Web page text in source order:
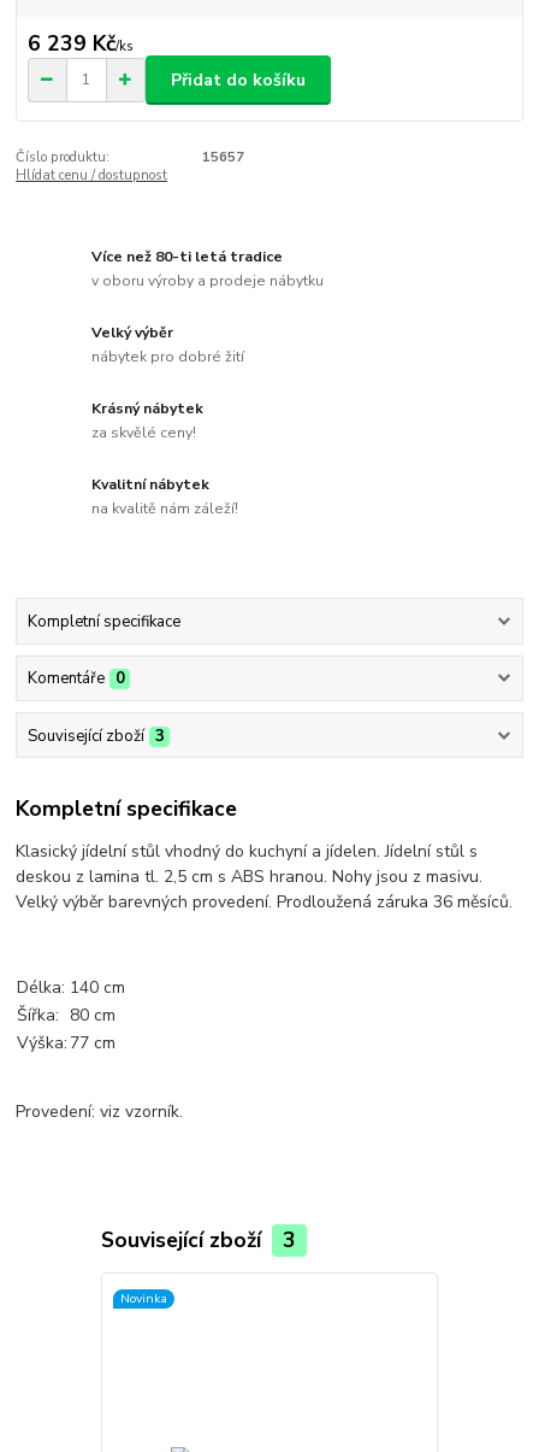
6 239 Kč/ks
Přidat do košíku
Číslo produktu:
15657
Hlídat cenu / dostupnost
Více než 80-ti letá tradice
v oboru výroby a prodeje nábytku
Velký výběr
nábytek pro dobré žití
Krásný nábytek
za skvělé ceny!
Kvalitní nábytek
na kvalitě nám záleží!
Kompletní specifikace
Komentáře 0
Související zboží 3
Kompletní specifikace
Klasický jídelní stůl vhodný do kuchyní a jídelen. Jídelní stůl s
deskou z lamina tl. 2,5 cm s ABS hranou. Nohy jsou z masivu.
Velký výběr barevných provedení. Prodloužená záruka 36 měsíců.
Délka: 140 cm
Šířka: 80 cm
Výška: 77 cm
Provedení: viz vzorník.
Související zboží 3
Novinka